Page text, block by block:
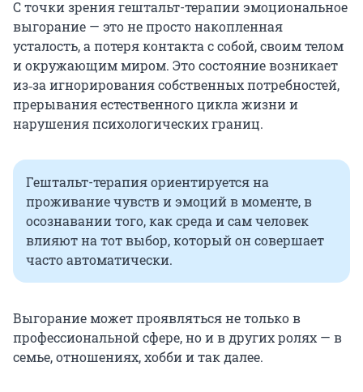
С точки зрения гештальт-терапии эмоциональное
выгорание — это не просто накопленная
усталость, а потеря контакта с собой, своим телом
и окружающим миром. Это состояние возникает
из‑за игнорирования собственных потребностей,
прерывания естественного цикла жизни и
нарушения психологических границ.
Гештальт-терапия ориентируется на
проживание чувств и эмоций в моменте, в
осознавании того, как среда и сам человек
влияют на тот выбор, который он совершает
часто автоматически.
Выгорание может проявляться не только в
профессиональной сфере, но и в других ролях — в
семье, отношениях, хобби и так далее.